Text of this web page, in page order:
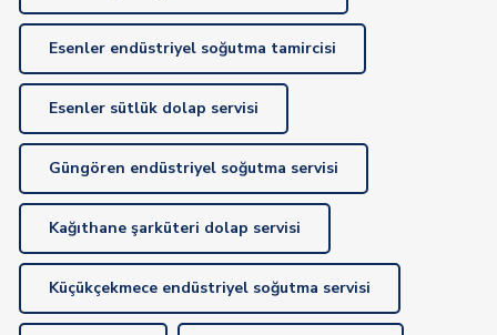
Esenler endüstriyel soğutma tamircisi
Esenler sütlük dolap servisi
Güngören endüstriyel soğutma servisi
Kağıthane şarküteri dolap servisi
Küçükçekmece endüstriyel soğutma servisi